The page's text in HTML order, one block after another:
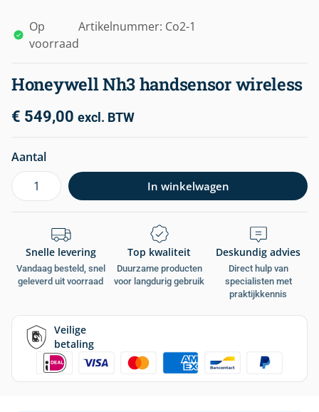
Op
voorraad
Artikelnummer: Co2-1
Honeywell Nh3 handsensor wireless
€ 549,00 excl. BTW
Aantal
In winkelwagen
Snelle levering
Vandaag besteld, snel
geleverd uit voorraad
Top kwaliteit
Duurzame producten
voor langdurig gebruik
Deskundig advies
Direct hulp van
specialisten met
praktijkkennis
Veilige
betaling